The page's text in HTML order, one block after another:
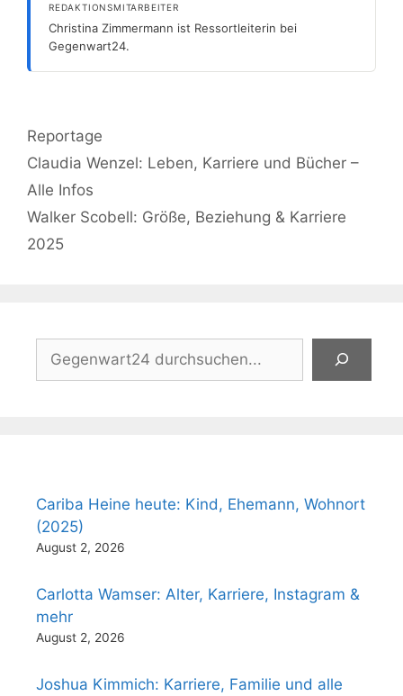
REDAKTIONSMITARBEITER
Christina Zimmermann ist Ressortleiterin bei
Gegenwart24.
Kategorien
Reportage
Claudia Wenzel: Leben, Karriere und Bücher –
Alle Infos
Walker Scobell: Größe, Beziehung & Karriere
2025
Cariba Heine heute: Kind, Ehemann, Wohnort
(2025)
August 2, 2026
Carlotta Wamser: Alter, Karriere, Instagram &
mehr
August 2, 2026
Joshua Kimmich: Karriere, Familie und alle